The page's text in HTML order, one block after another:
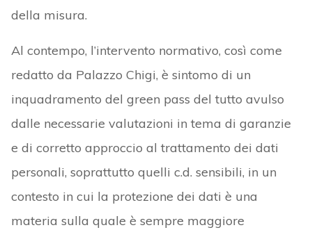
della misura.
Al contempo, l’intervento normativo, così come
redatto da Palazzo Chigi, è sintomo di un
inquadramento del green pass del tutto avulso
dalle necessarie valutazioni in tema di garanzie
e di corretto approccio al trattamento dei dati
personali, soprattutto quelli c.d. sensibili, in un
contesto in cui la protezione dei dati è una
materia sulla quale è sempre maggiore